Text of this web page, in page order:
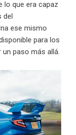
lo que era capaz
del
ese mismo
para los
paso más allá.